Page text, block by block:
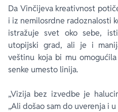
Da Vinčijeva kreativnost
i iz nemilosrdne radoznalosti
istražuje svet oko sebe,
utopijski grad, ali je i
veštinu koja bi mu
senke umesto linija.
„Vizija bez izvedbe je
„Ali došao sam do uverenja i